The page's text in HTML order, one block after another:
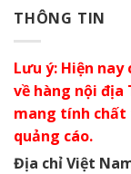
THÔNG TIN
Lưu ý: Hiện
về hàng nội
mang tính chất
quảng cáo.
Địa chỉ Việt